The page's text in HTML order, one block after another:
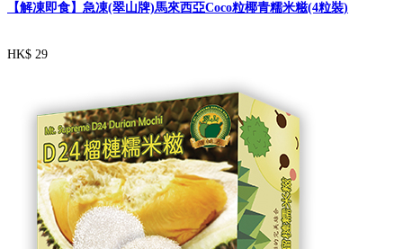
【解凍即食】急凍(翠山牌)馬來西亞Coco粒椰青糯米糍(4粒裝)
HK$ 29